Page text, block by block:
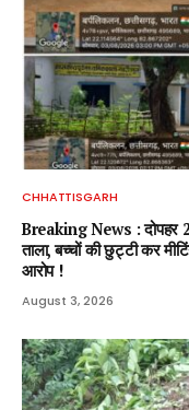
CHHATTISGARH
Breaking News : दोपहर
ताला, बच्चों की छुट्टी कर
आरोप !
August 3, 2026